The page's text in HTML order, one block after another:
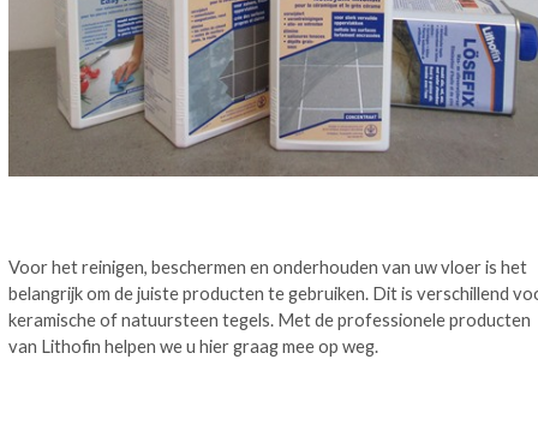
Voor het reinigen, beschermen en onderhouden van uw vloer is het
belangrijk om de juiste producten te gebruiken. Dit is verschillend
keramische of natuursteen tegels. Met de professionele producten
van Lithofin helpen we u hier graag mee op weg.